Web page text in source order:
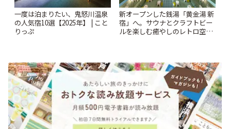
一度は泊まりたい、鬼怒川温泉
の人気宿10選【2025年】 | こと
りっぷ
新オープンした銭湯「黄金湯 新
宿」へ。サウナとクラフトビー
ルを楽しむ癒やしのレトロ空間